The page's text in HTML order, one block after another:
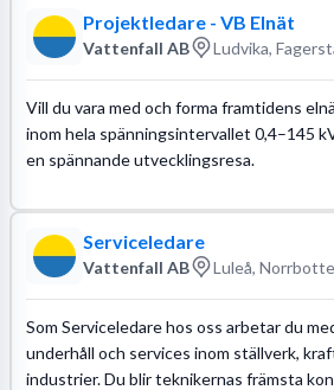
Projektledare - VB Elnät
Vattenfall AB Ludvika,
Vill du vara med och forma framtidens
inom hela spänningsintervallet 0,4–145
en spännande utvecklingsresa.
Serviceledare
Vattenfall AB Luleå,
Som Serviceledare hos oss arbetar du
underhåll och services inom ställverk,
industrier. Du blir teknikernas främsta